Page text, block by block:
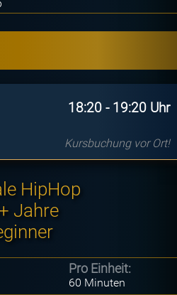
18:20 - 19:20 Uhr
Kursbuchung vor Ort!
HipHop
Jahre
Pro Einheit:
60 Minuten